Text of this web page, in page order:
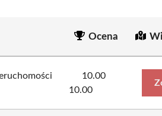
Ocena
10.00
10.00